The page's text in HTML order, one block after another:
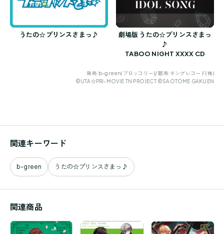
うたの☆プリンスさまっ♪
劇場版 うたの☆プリンスさまっ
♪
TABOO NIGHT XXXX CD
発売:b-green(ブロッコリー)/ 販売:キングレコード(株)
©UTA☆PRI-MOVIE TN PROJECT ©SAOTOME GAKUEN
関連キーワード
b-green うたの☆プリンスさまっ♪
関連商品